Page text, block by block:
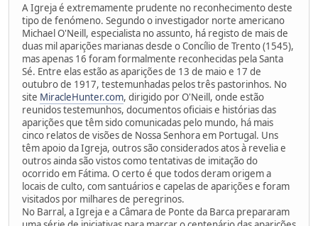
A Igreja é extremamente prudente no reconhecimento deste
tipo de fenómeno. Segundo o investigador norte americano
Michael O'Neill, especialista no assunto, há registo de mais de
duas mil aparições marianas desde o Concílio de Trento (1545),
mas apenas 16 foram formalmente reconhecidas pela Santa
Sé. Entre elas estão as aparições de 13 de maio e 17 de
outubro de 1917, testemunhadas pelos três pastorinhos. No
site MiracleHunter.com, dirigido por O'Neill, onde estão
reunidos testemunhos, documentos oficiais e histórias das
aparições que têm sido comunicadas pelo mundo, há mais
cinco relatos de visões de Nossa Senhora em Portugal. Uns
têm apoio da Igreja, outros são considerados atos à revelia e
outros ainda são vistos como tentativas de imitação do
ocorrido em Fátima. O certo é que todos deram origem a
locais de culto, com santuários e capelas de aparições e foram
visitados por milhares de peregrinos.
No Barral, a Igreja e a Câmara de Ponte da Barca prepararam